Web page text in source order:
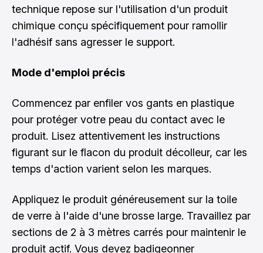
technique repose sur l'utilisation d'un produit
chimique conçu spécifiquement pour ramollir
l'adhésif sans agresser le support.
Mode d'emploi précis
Commencez par enfiler vos gants en plastique
pour protéger votre peau du contact avec le
produit. Lisez attentivement les instructions
figurant sur le flacon du produit décolleur, car les
temps d'action varient selon les marques.
Appliquez le produit généreusement sur la toile
de verre à l'aide d'une brosse large. Travaillez par
sections de 2 à 3 mètres carrés pour maintenir le
produit actif. Vous devez badigeonner